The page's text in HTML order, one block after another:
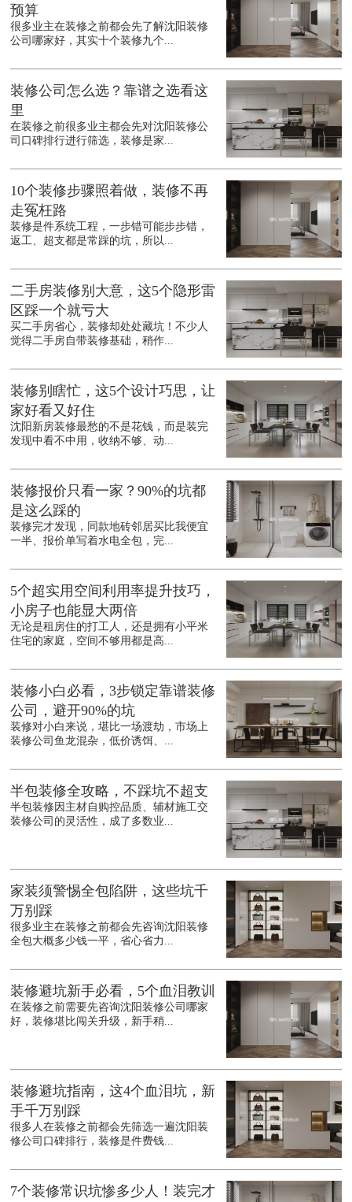
预算
很多业主在装修之前都会先了解沈阳装修
公司哪家好，其实十个装修九个...
装修公司怎么选？靠谱之选看这
里
在装修之前很多业主都会先对沈阳装修公
司口碑排行进行筛选，装修是家...
10个装修步骤照着做，装修不再
走冤枉路
装修是件系统工程，一步错可能步步错，
返工、超支都是常踩的坑，所以...
二手房装修别大意，这5个隐形雷
区踩一个就亏大
买二手房省心，装修却处处藏坑！不少人
觉得二手房自带装修基础，稍作...
装修别瞎忙，这5个设计巧思，让
家好看又好住
沈阳新房装修最愁的不是花钱，而是装完
发现中看不中用，收纳不够、动...
装修报价只看一家？90%的坑都
是这么踩的
装修完才发现，同款地砖邻居买比我便宜
一半、报价单写着水电全包，完...
5个超实用空间利用率提升技巧，
小房子也能显大两倍
无论是租房住的打工人，还是拥有小平米
住宅的家庭，空间不够用都是高...
装修小白必看，3步锁定靠谱装修
公司，避开90%的坑
装修对小白来说，堪比一场渡劫，市场上
装修公司鱼龙混杂，低价诱饵、...
半包装修全攻略，不踩坑不超支
半包装修因主材自购控品质、辅材施工交
装修公司的灵活性，成了多数业...
家装须警惕全包陷阱，这些坑千
万别踩
很多业主在装修之前都会先咨询沈阳装修
全包大概多少钱一平，省心省力...
装修避坑新手必看，5个血泪教训
在装修之前需要先咨询沈阳装修公司哪家
好，装修堪比闯关升级，新手稍...
装修避坑指南，这4个血泪坑，新
手千万别踩
很多人在装修之前都会先筛选一遍沈阳装
修公司口碑排行，装修是件费钱...
7个装修常识坑惨多少人！装完才